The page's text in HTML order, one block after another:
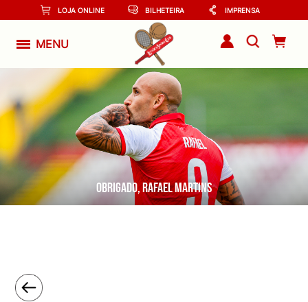
LOJA ONLINE BILHETEIRA IMPRENSA
MENU
Obrigado, Rafael Martins